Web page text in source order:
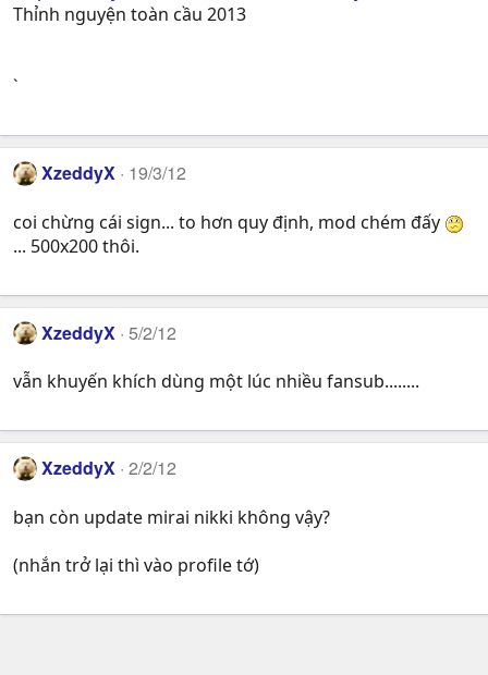
Thỉnh nguyện toàn cầu 2013
`
XzeddyX 19/3/12
coi chừng cái sign... to hơn quy định, mod chém đấy
... 500x200 thôi.
XzeddyX 5/2/12
vẫn khuyến khích dùng một lúc nhiều fansub........
XzeddyX 2/2/12
bạn còn update mirai nikki không vậy?
(nhắn trở lại thì vào profile tớ)